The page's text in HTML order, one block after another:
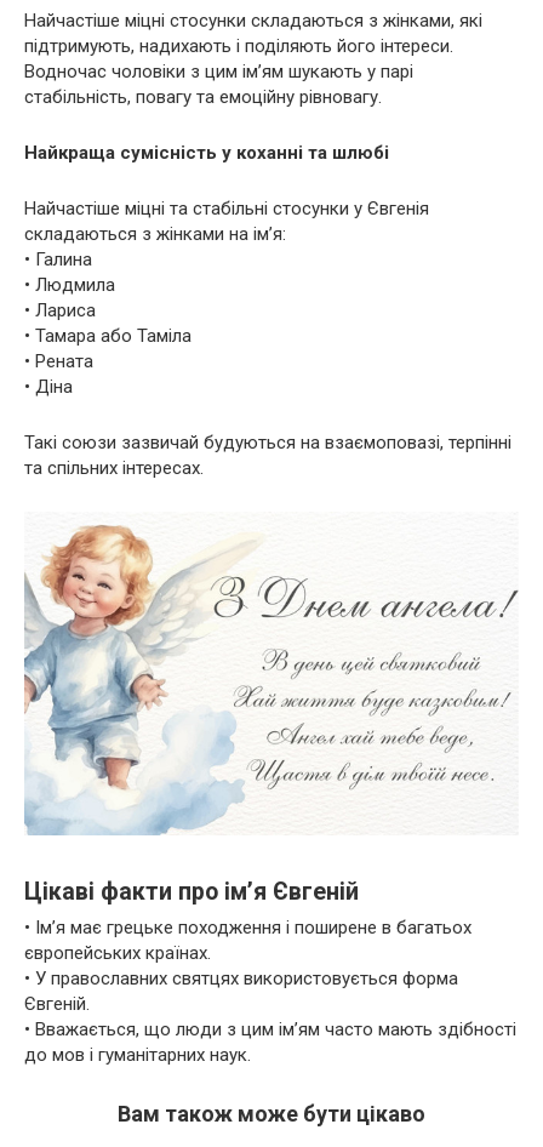
Найчастіше міцні стосунки складаються з жінками, які
підтримують, надихають і поділяють його інтереси.
Водночас чоловіки з цим ім’ям шукають у парі
стабільність, повагу та емоційну рівновагу.
Найкраща сумісність у коханні та шлюбі
Найчастіше міцні та стабільні стосунки у Євгенія
складаються з жінками на ім’я:
• Галина
• Людмила
• Лариса
• Тамара або Таміла
• Рената
• Діна
Такі союзи зазвичай будуються на взаємоповазі, терпінні
та спільних інтересах.
Цікаві факти про ім’я Євгеній
• Ім’я має грецьке походження і поширене в багатьох
європейських країнах.
• У православних святцях використовується форма
Євгеній.
• Вважається, що люди з цим ім’ям часто мають здібності
до мов і гуманітарних наук.
Вам також може бути цікаво